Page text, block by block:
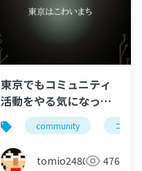
community
東京でもコミュニティ
活動をやる気になった
ときのLTcommunity コミ
tomio2480 476